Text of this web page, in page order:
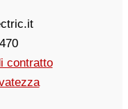
contratto